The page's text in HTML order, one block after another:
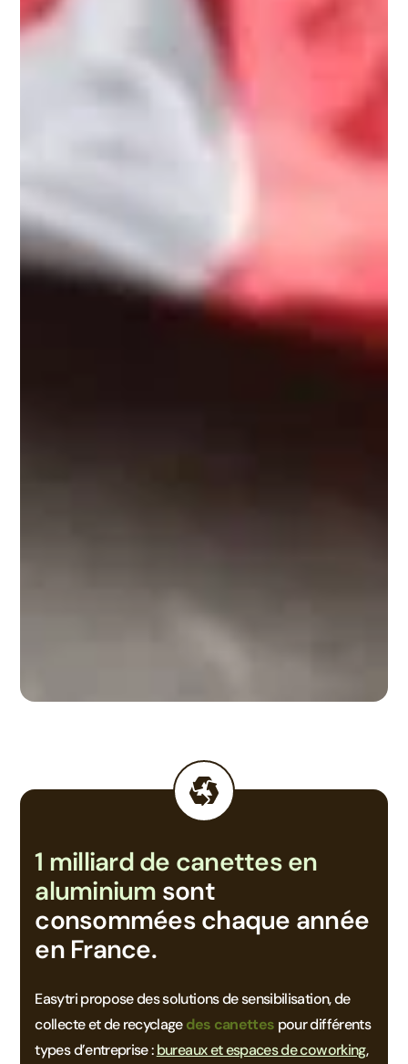
1 milliard de canettes en
aluminium sont
consommées chaque année
en France.
Easytri propose des solutions de sensibilisation, de
collecte et de recyclagedes canettes pour différents
types d’entreprise :bureaux et espaces de coworking,